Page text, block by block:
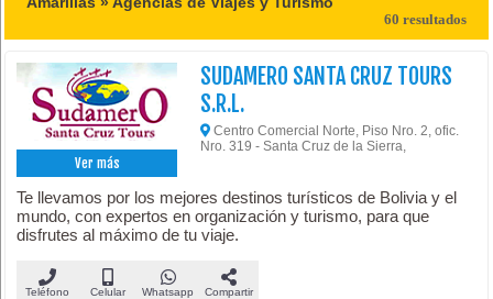
60 resultados
Ver más
SUDAMERO SANTA CRUZ TOURS
S.R.L.
Centro Comercial Norte, Piso Nro. 2, ofic.
Nro. 319 - Santa Cruz de la Sierra,
Te llevamos por los mejores destinos turísticos de Bolivia y el
mundo, con expertos en organización y turismo, para que
disfrutes al máximo de tu viaje.
Teléfono Celular Whatsapp Compartir